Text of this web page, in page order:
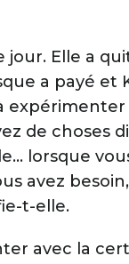
jour. Elle a
a payé et
de choses
lorsque
avez
t-elle.
avec la